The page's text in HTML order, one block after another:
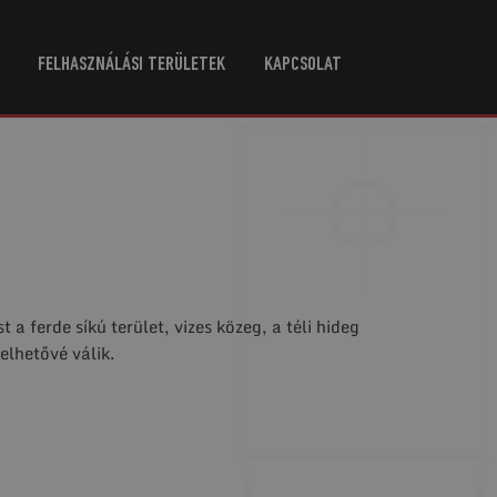
FELHASZNÁLÁSI TERÜLETEK KAPCSOLAT
ferde síkú terület, vizes közeg, a téli hideg
válik.